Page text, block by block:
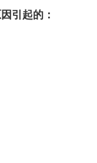
引起的：